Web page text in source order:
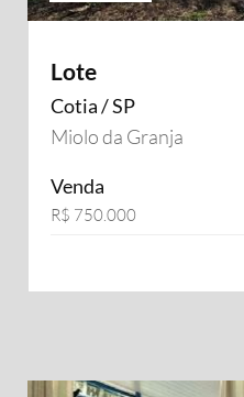
Lote
Cotia / SP
Miolo da Granja
Venda
R$ 750.000